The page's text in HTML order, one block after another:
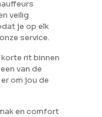
veilig
je op elk
service.
rit binnen
van de
om jou de
en comfort